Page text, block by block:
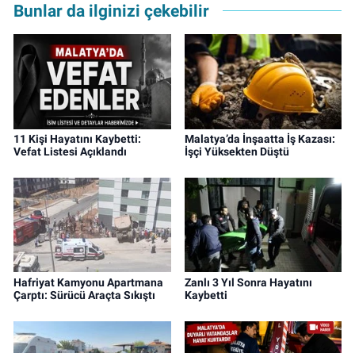
Bunlar da ilginizi çekebilir
11 Kişi Hayatını Kaybetti:
Vefat Listesi Açıklandı
Malatya’da İnşaatta İş Kazası:
İşçi Yüksekten Düştü
Hafriyat Kamyonu Apartmana
Çarptı: Sürücü Araçta Sıkıştı
Zanlı 3 Yıl Sonra Hayatını
Kaybetti